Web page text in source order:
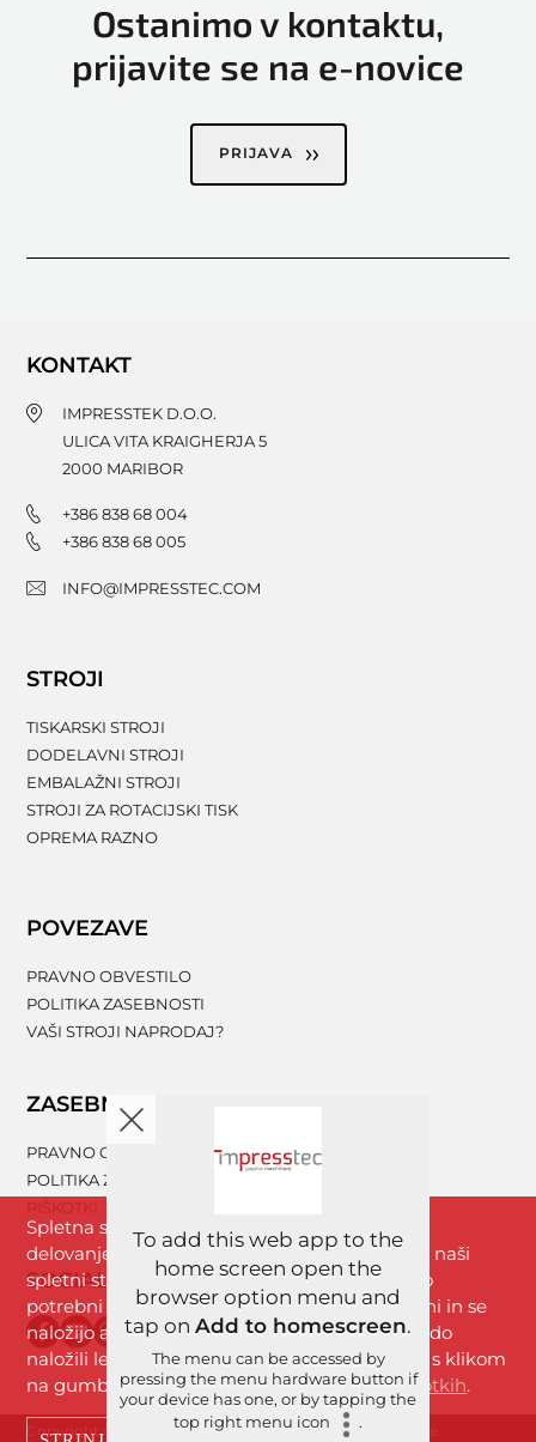
Ostanimo v kontaktu,
prijavite se na e-novice
PRIJAVA
KONTAKT
IMPRESSTEK D.O.O.
ULICA VITA KRAIGHERJA 5
2000 MARIBOR
+386 838 68 004
+386 838 68 005
INFO@IMPRESSTEC.COM
STROJI
TISKARSKI STROJI
DODELAVNI STROJI
EMBALAŽNI STROJI
STROJI ZA ROTACIJSKI TISK
OPREMA RAZNO
POVEZAVE
PRAVNO OBVESTILO
POLITIKA ZASEBNOSTI
VAŠI STROJI NAPRODAJ?
ZASEBNOST
PRAVNO OBVESTILO
POLITIKA ZASEBNOSTI
SOCIALNA OMREŽJA
Copyright © 2026 Imprestek d.o.o. | Vse pravice pridržane.
Spletna stran www.impresstec.com za boljše
delovanje uporablja piškotke. Z brskanjem po naši
spletni strani se strinjate s piškotki, ki so nujno
potrebni za nemoteno delovanje spletne strani in se
naložijo avtomatično. Analitični piškotki se bodo
naložili le, če boste dovolili uporabo piškotkov s klikom
na gumb »Strinjam se«. Več informacijo piškotkih.
To add this web app to the
home screen open the
browser option menu and
tap on Add to homescreen.
The menu can be accessed by
pressing the menu hardware button if
your device has one, or by tapping the
top right menu icon
.